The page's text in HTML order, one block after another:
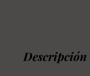
Descripción